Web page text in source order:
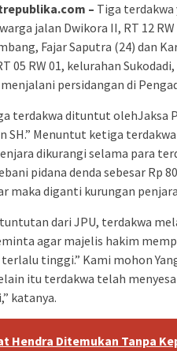
– Tiga terdakwa
jalan Dwikora II, RT 12
Fajar Saputra (24) dan
05 RW 01, kelurahan
persidangan di
terdakwa dituntut olehJaksa
SH.” Menuntut ketiga
dikurangi selama para
pidana denda sebesar Rp
maka diganti kurungan
dari JPU, terdakwa
agar majelis hakim
tinggi.” Kami mohon
itu terdakwa telah
katanya.
Hendra Ditemukan Tanpa